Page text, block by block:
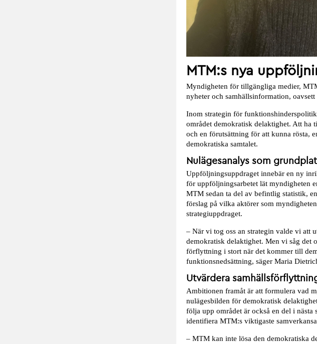
MTM:s nya
Myndigheten för tillgängliga medier,
nyheter och samhällsinformation,
Inom strategin för
området demokratisk delaktighet. Att
och en förutsättning för att kunna rösta,
demokratiska samtalet.
Nulägesanalys som
Uppföljningsuppdraget innebär en ny
för uppföljningsarbetet lät myndigheten
MTM sedan ta del av befintlig statistik,
förslag på vilka aktörer som
strategiuppdraget.
– När vi tog oss an strategin valde vi att
demokratisk delaktighet. Men vi såg det
förflyttning i stort när det kommer till
funktionsnedsättning, säger Maria
Utvärdera
Ambitionen framåt är att formulera vad
nulägesbilden för demokratisk
följa upp området är också en del i
identifiera MTM:s viktigaste
– MTM kan inte lösa den demokratiska